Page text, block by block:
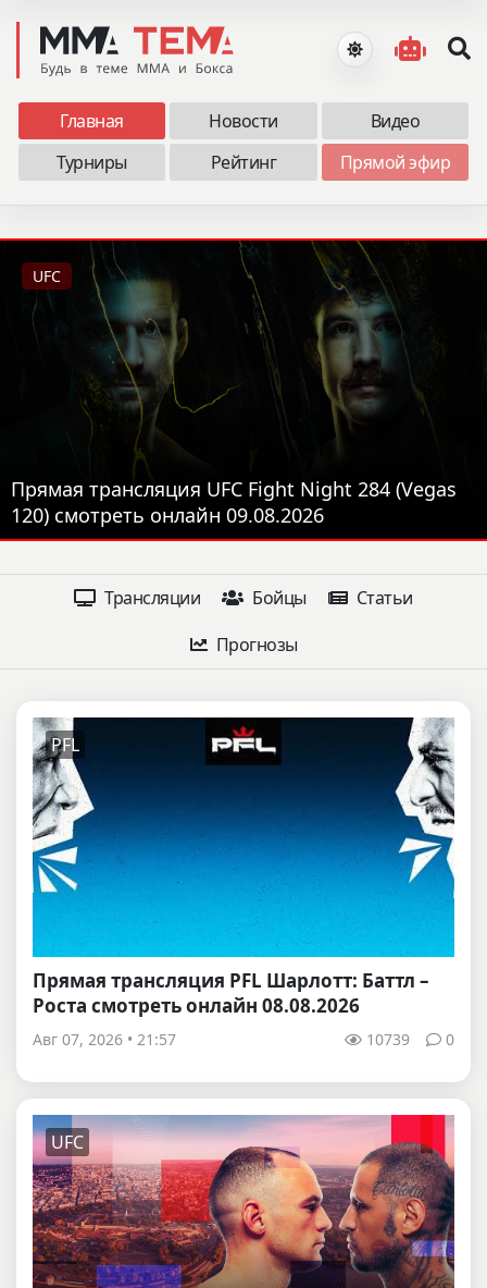
Главная Новости
Видео
Турниры
Рейтинг Прямой эфир
Прямая трансляция UFC Fight Night 284 (Vegas
120) смотреть онлайн 09.08.2026
UFC
LIVE
Трансляции Бойцы
Статьи
Прогнозы
PFL
Прямая трансляция PFL Шарлотт: Баттл –
Роста смотреть онлайн 08.08.2026
Авг 07, 2026 • 21:57 10739 0
UFC